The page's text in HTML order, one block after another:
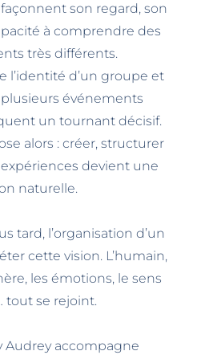
son regard, son
à comprendre des
très différents.
l’identité d’un groupe et
plusieurs événements
un tournant décisif.
alors : créer, structurer
devient une
naturelle.
tard, l’organisation d’un
cette vision. L’humain,
les émotions, le sens
tout se rejoint.
Audrey accompagne